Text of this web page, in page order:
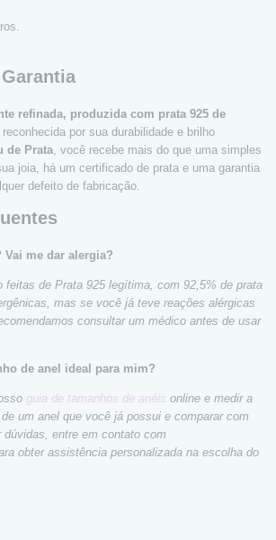
refinada, produzida com prata 925 de
, reconhecida por sua durabilidade e brilho
de Prata , você recebe mais do que uma simples
joia, há um certificado de prata e uma garantia
defeito de fabricação.
Vai me dar alergia?
feitas de Prata 925 legítima, com 92,5% de prata
mas se você já teve reações alérgicas
consultar um médico antes de usar
de anel ideal para mim?
guia de tamanhos de anéis online e medir a
um anel que você já possui e comparar com
entre em contato com
obter assistência personalizada na escolha do